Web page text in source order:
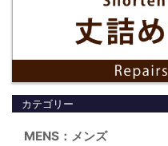
カテゴリー
MENS：メンズ